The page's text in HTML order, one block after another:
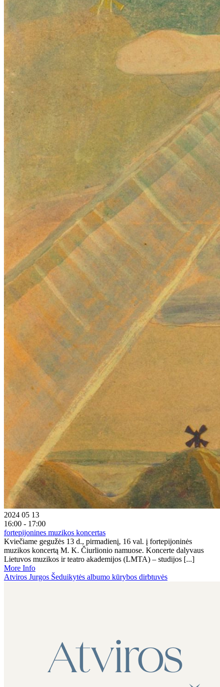
2024 05 13
16:00 - 17:00
fortepijonines muzikos koncertas
Kviečiame gegužės 13 d., pirmadienį, 16 val. į fortepijoninės
muzikos koncertą M. K. Čiurlionio namuose. Koncerte dalyvaus
Lietuvos muzikos ir teatro akademijos (LMTA) – studijos [...]
More Info
Atviros Jurgos Šeduikytės albumo kūrybos dirbtuvės